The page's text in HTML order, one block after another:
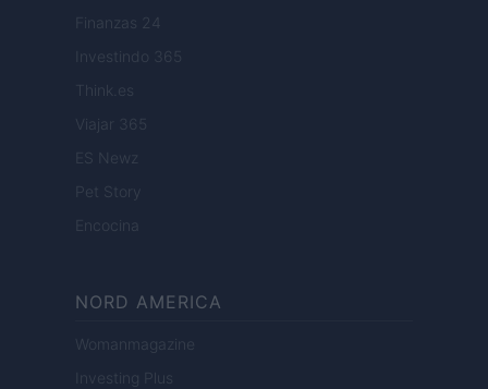
Finanzas 24
Investindo 365
Think.es
Viajar 365
ES Newz
Pet Story
Encocina
NORD AMERICA
Womanmagazine
Investing Plus